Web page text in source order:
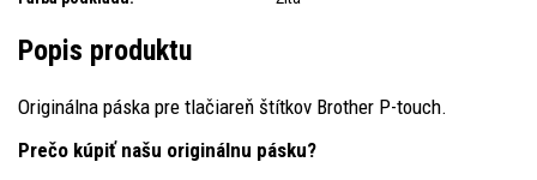
Popis produktu
Originálna páska pre tlačiareň štítkov Brother P-touch.
Prečo kúpiť našu originálnu pásku?